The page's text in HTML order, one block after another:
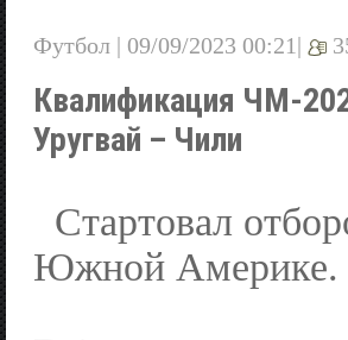
Футбол | 09/09/2023 00:21|
Квалификация ЧМ-
Уругвай – Чили
Стартовал
Южной Америке.